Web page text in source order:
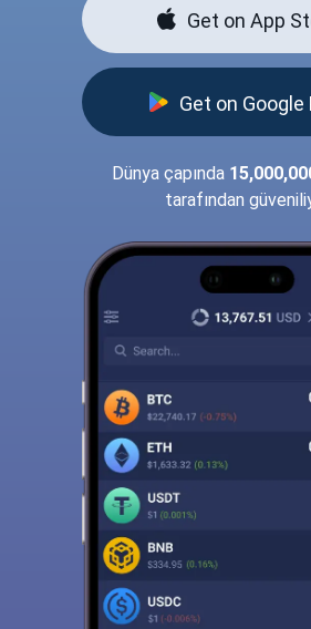
Get on App
Get on Google
Dünya çapında
tarafından